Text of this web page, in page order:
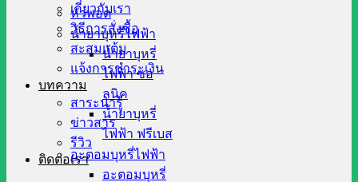
หัวพอต
น้ำยาบุหรี่ไฟฟ้า
น้ำยาบุหรี่
ไฟฟ้า ซอ
ลนิค
น้ำยาบุหรี่
ไฟฟ้า ฟรีเบส
อะตอมบุหรี่ไฟฟ้า
อะตอมบุหรี่
เกี่ยวกับเรา
วิธีการสั่งซื้อ
สะสมแต้ม
แจ้งการชำระเงิน
บทความ
สาระน่ารู้
ข่าวสาร
รีวิว
ติดต่อเรา